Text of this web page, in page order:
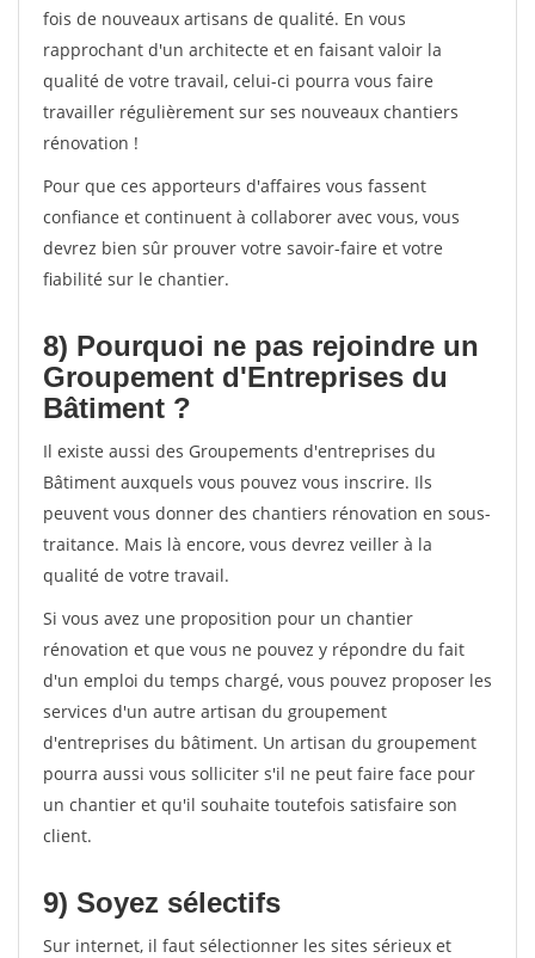
fois de nouveaux artisans de qualité. En vous
rapprochant d'un architecte et en faisant valoir la
qualité de votre travail, celui-ci pourra vous faire
travailler régulièrement sur ses nouveaux chantiers
rénovation !
Pour que ces apporteurs d'affaires vous fassent
confiance et continuent à collaborer avec vous, vous
devrez bien sûr prouver votre savoir-faire et votre
fiabilité sur le chantier.
8) Pourquoi ne pas rejoindre un
Groupement d'Entreprises du
Bâtiment ?
Il existe aussi des Groupements d'entreprises du
Bâtiment auxquels vous pouvez vous inscrire. Ils
peuvent vous donner des chantiers rénovation en sous-
traitance. Mais là encore, vous devrez veiller à la
qualité de votre travail.
Si vous avez une proposition pour un chantier
rénovation et que vous ne pouvez y répondre du fait
d'un emploi du temps chargé, vous pouvez proposer les
services d'un autre artisan du groupement
d'entreprises du bâtiment. Un artisan du groupement
pourra aussi vous solliciter s'il ne peut faire face pour
un chantier et qu'il souhaite toutefois satisfaire son
client.
9) Soyez sélectifs
Sur internet, il faut sélectionner les sites sérieux et